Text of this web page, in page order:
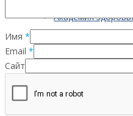
Академия
Основы
лишнего веса
Имя *
Email *
Сайт